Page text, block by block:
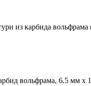
из карбида
вольфрама, 6.5 мм x